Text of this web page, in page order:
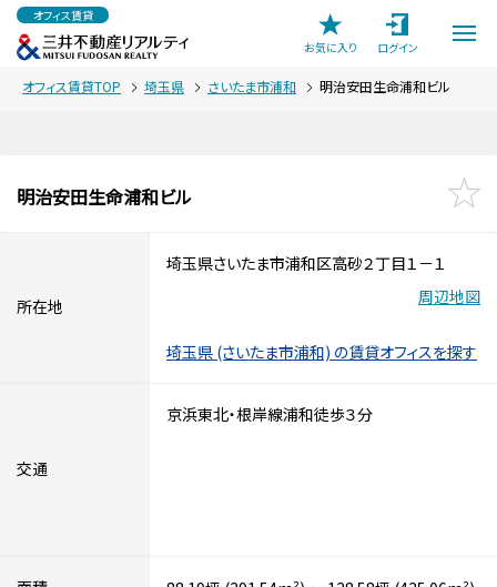
オフィス賃貸
お気に入り
ログイン
オフィス賃貸TOP 埼玉県 さいたま市浦和 明治安田生命浦和ビル
明治安田生命浦和ビル
所在地
埼玉県さいたま市浦和区高砂２丁目１－１
周辺地図
埼玉県 (さいたま市浦和) の賃貸オフィスを探す
交通
京浜東北・根岸線浦和徒歩３分